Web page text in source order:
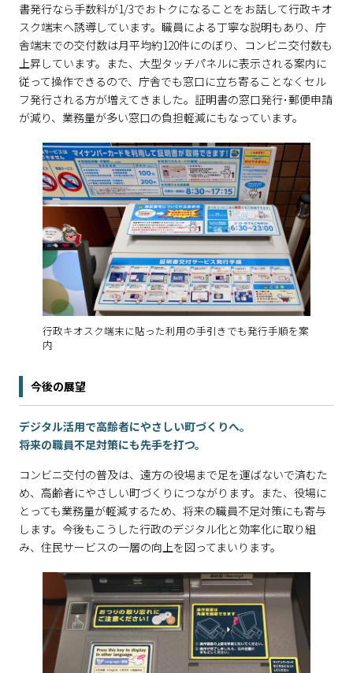
書発行なら手数料が1/3でおトクになることをお話して行政キオ
スク端末へ誘導しています。職員による丁寧な説明もあり、庁
舎端末での交付数は月平均約120件にのぼり、コンビニ交付数も
上昇しています。また、大型タッチパネルに表示される案内に
従って操作できるので、庁舎でも窓口に立ち寄ることなくセル
フ発行される方が増えてきました。証明書の窓口発行･郵便申請
が減り、業務量が多い窓口の負担軽減にもなっています。
行政キオスク端末に貼った利用の手引きでも発行手順を案
内
今後の展望
デジタル活用で高齢者にやさしい町づくりへ。
将来の職員不足対策にも先手を打つ。
コンビニ交付の普及は、遠方の役場まで足を運ばないで済むた
め、高齢者にやさしい町づくりにつながります。また、役場に
とっても業務量が軽減するため、将来の職員不足対策にも寄与
します。今後もこうした行政のデジタル化と効率化に取り組
み、住民サービスの一層の向上を図ってまいります。